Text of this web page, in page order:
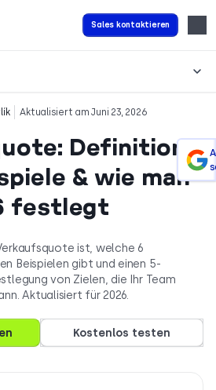
Sales kontaktieren
Aktualisiert am Juni 23, 2026
Definition,
& wie man
festlegt
ist, welche 6
Beispielen gibt und einen 5-
von Zielen, die Ihr Team
Aktualisiert für 2026.
Kostenlos testen